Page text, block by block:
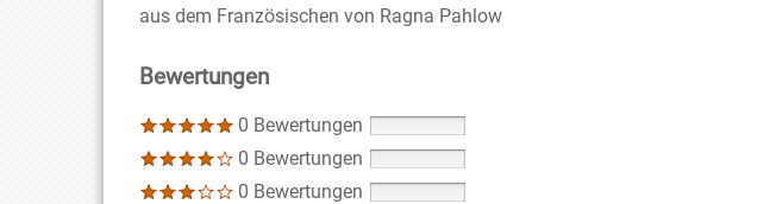
aus dem Französischen von Ragna Pahlow
Bewertungen
0 Bewertungen
0 Bewertungen
0 Bewertungen